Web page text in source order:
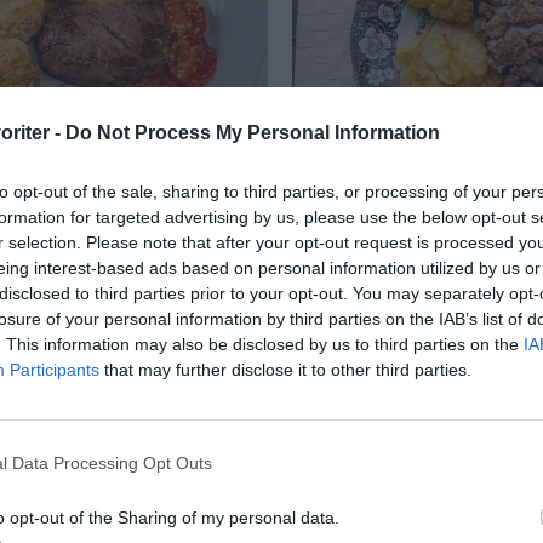
- Do Not Process My Personal Information
opt-out of the sale, sharing to third parties, or processing of your
for targeted advertising by us, please use the below opt-out
selection. Please note that after your opt-out request is processed
interest-based ads based on personal information utilized by us
to third parties prior to your opt-out. You may separately
of your personal information by third parties on the IAB’s list of
This information may also be disclosed by us to third parties on the
Participants that may further disclose it to other third parties.
Data Processing Opt Outs
opt-out of the Sharing of my personal data.
Hasselbackspotatis
Hasselbackspotatis,
ugnsbakade tomater och
Tips Du kan steka
Biff Greta
Biff Greta är en rätt
tärnad oxfilé
senap samt äggula.
Serveringsförslag...
RECEPT